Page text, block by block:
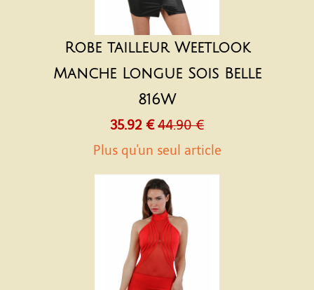
Robe tailleur Weetlook
Manche Longue Sois Belle
816W
35.92 € 44.90 €
Plus qu'un seul article